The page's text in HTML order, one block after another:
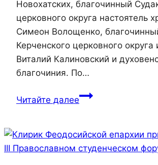
Новохатских, благочинный
церковного округа настоятель
Симеон Волощенко,
Керченского церковного округа
Виталий Калиновский и
благочиния. По…
Читайте далееЕпископ
праздничную
Божественную